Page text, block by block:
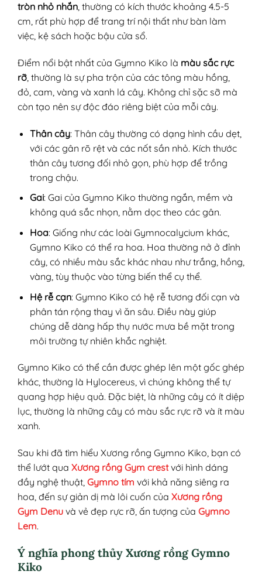
tròn nhỏ nhắn, thường có kích thước khoảng 4.5-5
cm, rất phù hợp để trang trí nội thất như bàn làm
việc, kệ sách hoặc bậu cửa sổ.
Điểm nổi bật nhất của Gymno Kiko là màu sắc rực
rỡ , thường là sự pha trộn của các tông màu hồng,
đỏ, cam, vàng và xanh lá cây. Không chỉ sặc sỡ mà
còn tạo nên sự độc đáo riêng biệt của mỗi cây.
Thân cây: Thân cây thường có dạng hình cầu dẹt,
với các gân rõ rệt và các nốt sần nhỏ. Kích thước
thân cây tương đối nhỏ gọn, phù hợp để trồng
trong chậu.
Gai: Gai của Gymno Kiko thường ngắn, mềm và
không quá sắc nhọn, nằm dọc theo các gân.
Hoa: Giống như các loài Gymnocalycium khác,
Gymno Kiko có thể ra hoa. Hoa thường nở ở đỉnh
cây, có nhiều màu sắc khác nhau như trắng, hồng,
vàng, tùy thuộc vào từng biến thể cụ thể.
Hệ rễ cạn: Gymno Kiko có hệ rễ tương đối cạn và
phân tán rộng thay vì ăn sâu. Điều này giúp
chúng dễ dàng hấp thụ nước mưa bề mặt trong
môi trường tự nhiên khắc nghiệt.
Gymno Kiko có thể cần được ghép lên một gốc ghép
khác, thường là Hylocereus, vì chúng không thể tự
quang hợp hiệu quả. Đặc biệt, là những cây có ít diệp
lục, thường là những cây có màu sắc rực rỡ và ít màu
xanh.
Sau khi đã tìm hiểu Xương rồng Gymno Kiko, bạn có
thể lướt qua Xương rồng Gym crestvới hình dáng
đầy nghệ thuật, Gymno tím với khả năng siêng ra
hoa, đến sự giản dị mà lôi cuốn của Xương rồng
Gym Denu và vẻ đẹp rực rỡ, ấn tượng của Gymno
Lem.
Ý nghĩa phong thủy Xương rồng Gymno
Kiko